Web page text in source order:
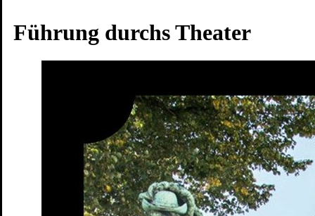
Führung durchs Theater
Spielplan
Spielzeit
Tickets und Preise
Abonnements
Spielorte
Zugänglichkeit
Das Theater
Ensemble & Team
Freunde
Kooperationen